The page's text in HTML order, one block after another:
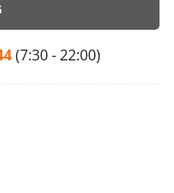
(7:30 - 22:00)